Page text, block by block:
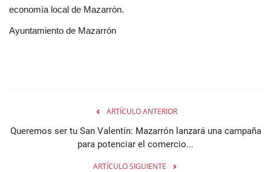
economía local de Mazarrón.
Ayuntamiento de Mazarrón
ARTÍCULO ANTERIOR
Queremos ser tu San Valentín: Mazarrón lanzará una campaña
para potenciar el comercio...
ARTÍCULO SIGUIENTE